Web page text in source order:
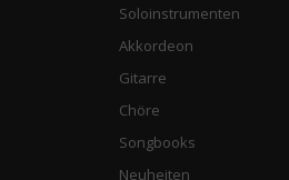
Soloinstrumenten
Akkordeon
Gitarre
Chöre
Songbooks
Neuheiten